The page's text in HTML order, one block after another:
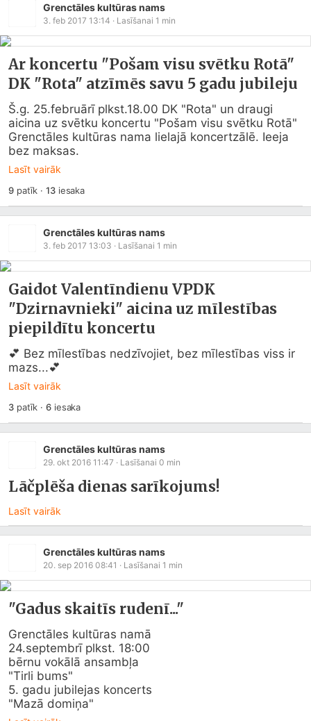
Grenctāles kultūras nams
3. feb 2017 13:14 · Lasīšanai 1 min
Ar koncertu "Pošam visu svētku Rotā"
DK "Rota" atzīmēs savu 5 gadu jubileju
Š.g. 25.februārī plkst.18.00 DK "Rota" un draugi
aicina uz svētku koncertu "Pošam visu svētku Rotā"
Grenctāles kultūras nama lielajā koncertzālē. Ieeja
bez maksas.
Lasīt vairāk
9patīk ·13iesaka
Grenctāles kultūras nams
3. feb 2017 13:03 · Lasīšanai 1 min
Gaidot Valentīndienu VPDK
"Dzirnavnieki" aicina uz mīlestības
piepildītu koncertu
💕 Bez mīlestības nedzīvojiet, bez mīlestības viss ir
mazs...💕
Lasīt vairāk
3patīk ·6iesaka
Grenctāles kultūras nams
29. okt 2016 11:47 · Lasīšanai 0 min
Lāčplēša dienas sarīkojums!
Lasīt vairāk
Grenctāles kultūras nams
20. sep 2016 08:41 · Lasīšanai 1 min
"Gadus skaitīs rudenī..."
Grenctāles kultūras namā
24.septembrī plkst. 18:00
bērnu vokālā ansambļa
"Tirli bums"
5. gadu jubilejas koncerts
"Mazā domiņa"